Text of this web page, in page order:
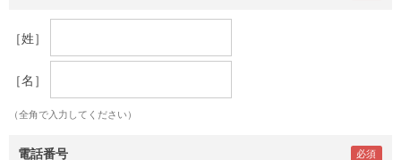
［姓］
［名］
（全角で入力してください）
電話番号